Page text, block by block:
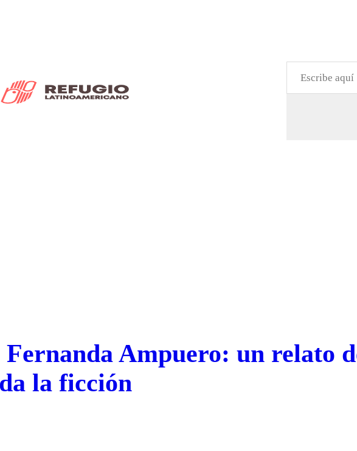
Ampuero: un relato
la ficción